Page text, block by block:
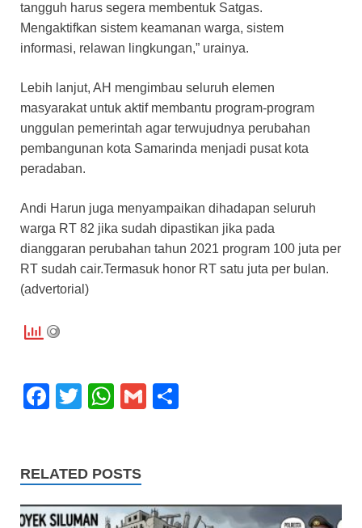
tangguh harus segera membentuk Satgas.
Mengaktifkan sistem keamanan warga, sistem
informasi, relawan lingkungan,” urainya.
Lebih lanjut, AH mengimbau seluruh elemen
masyarakat untuk aktif membantu program-program
unggulan pemerintah agar terwujudnya perubahan
pembangunan kota Samarinda menjadi pusat kota
peradaban.
Andi Harun juga menyampaikan dihadapan seluruh
warga RT 82 jika sudah dipastikan jika pada
dianggaran perubahan tahun 2021 program 100 juta per
RT sudah cair.Termasuk honor RT satu juta per bulan.
(advertorial)
F
e
b
T
er
W
s
A
G
RELATED POSTS